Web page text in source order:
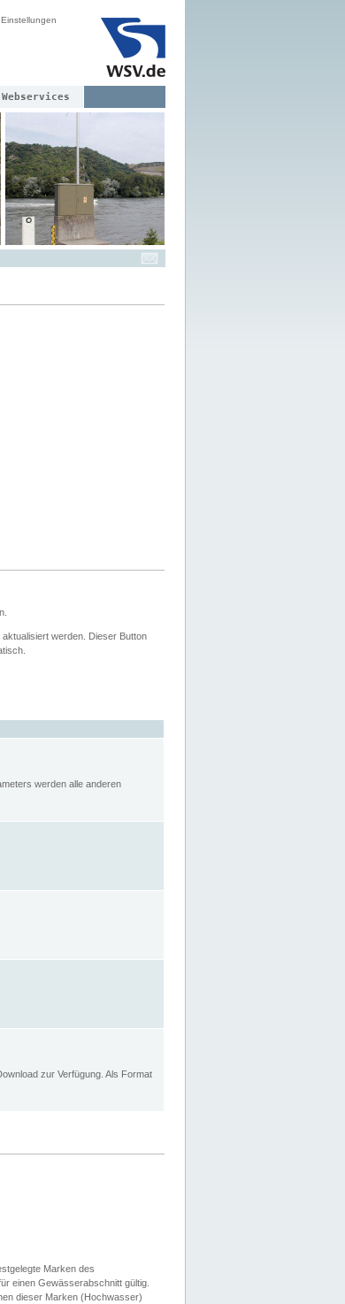
Einstellungen
Webservices
werden. Dieser Button
werden alle anderen
zur Verfügung. Als Format
Marken des
einen Gewässerabschnitt gültig.
dieser Marken (Hochwasser)